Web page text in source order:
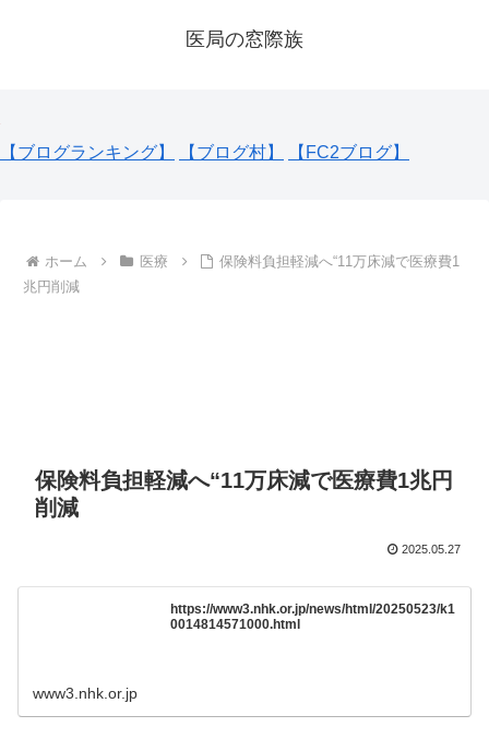
医局の窓際族
【ブログランキング】 【ブログ村】 【FC2ブログ】
ホーム 医療
保険料負担軽減へ“11万床減で医療費1
兆円削減
保険料負担軽減へ“11万床減で医療費1兆円
削減
2025.05.27
https://www3.nhk.or.jp/news/html/20250523/k1
0014814571000.html
www3.nhk.or.jp